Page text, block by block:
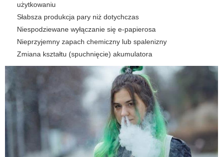
użytkowaniu
Słabsza produkcja pary niż dotychczas
Niespodziewane wyłączanie się e-papierosa
Nieprzyjemny zapach chemiczny lub spalenizny
Zmiana kształtu (spuchnięcie) akumulatora